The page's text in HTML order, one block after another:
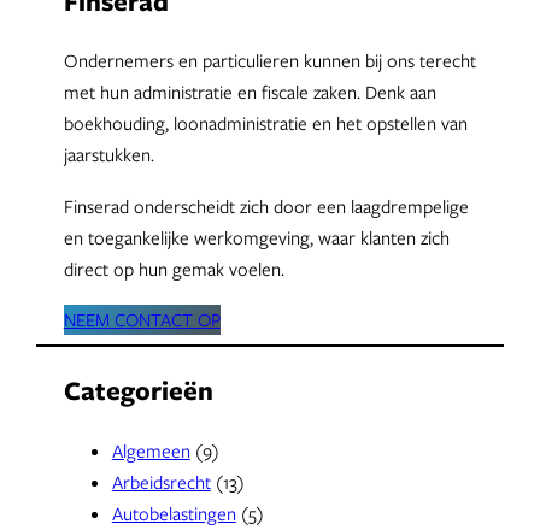
Ondernemers en particulieren kunnen bij ons terecht
met hun administratie en fiscale zaken. Denk aan
boekhouding, loonadministratie en het opstellen van
jaarstukken.
Finserad onderscheidt zich door een laagdrempelige
en toegankelijke werkomgeving, waar klanten zich
direct op hun gemak voelen.
NEEM CONTACT OP
Categorieën
Algemeen (9)
Arbeidsrecht(13)
Autobelastingen (5)